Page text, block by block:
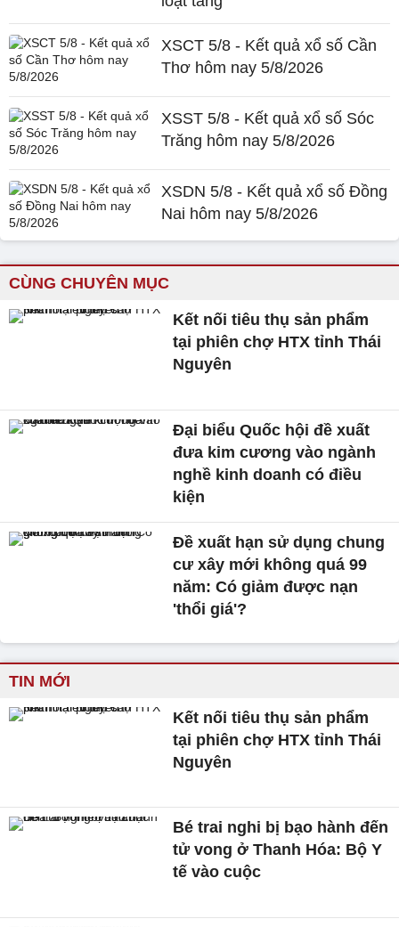
XSCT 5/8 - Kết quả xổ số Cần
Thơ hôm nay 5/8/2026
XSST 5/8 - Kết quả xổ số Sóc
Trăng hôm nay 5/8/2026
XSDN 5/8 - Kết quả xổ số Đồng
Nai hôm nay 5/8/2026
CÙNG CHUYÊN MỤC
Kết nối tiêu thụ sản phẩm
tại phiên chợ HTX tỉnh Thái
Nguyên
Đại biểu Quốc hội đề xuất
đưa kim cương vào ngành
nghề kinh doanh có điều
kiện
Đề xuất hạn sử dụng chung
cư xây mới không quá 99
năm: Có giảm được nạn
'thổi giá'?
TIN MỚI
Kết nối tiêu thụ sản phẩm
tại phiên chợ HTX tỉnh Thái
Nguyên
Bé trai nghi bị bạo hành đến
tử vong ở Thanh Hóa: Bộ Y
tế vào cuộc